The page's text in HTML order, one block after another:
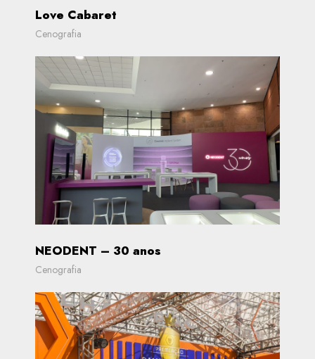
Love Cabaret
Cenografia
NEODENT – 30 anos
Cenografia